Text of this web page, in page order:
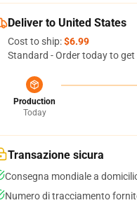
Deliver to United States
Cost to ship:$6.99
Standard - Order today to get
Production
Today
Transazione sicura
Consegna mondiale a
Numero di tracciamento